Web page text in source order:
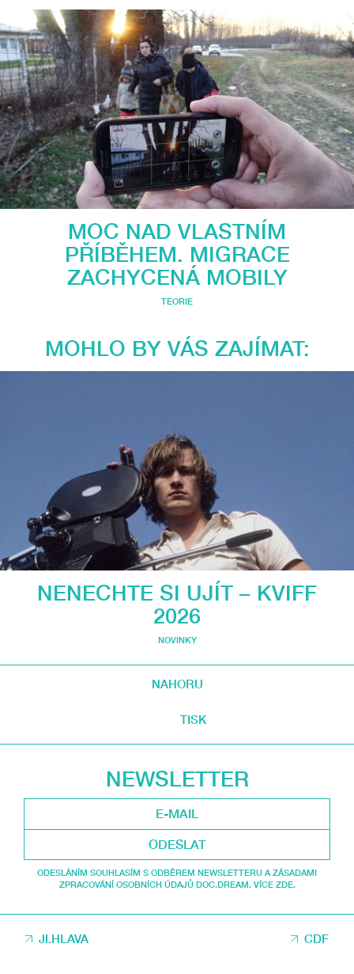
MOC NAD VLASTNÍM
PŘÍBĚHEM. MIGRACE
ZACHYCENÁ MOBILY
TEORIE
MOHLO BY VÁS ZAJÍMAT:
NENECHTE SI UJÍT – KVIFF
2026
NOVINKY
NAHORU
TISK
NEWSLETTER
ODESLAT
ODESLÁNÍM SOUHLASÍM S ODBĚREM NEWSLETTERU A ZÁSADAMI
ZPRACOVÁNÍ OSOBNÍCH ÚDAJŮ DOC.DREAM. VÍCE ZDE.
JI.HLAVA CDF